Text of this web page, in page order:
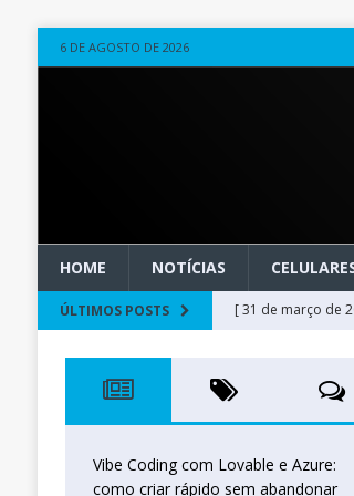
6 DE AGOSTO DE 2026
HOME NOTÍCIAS
ÚLTIMOS POSTS [ 31 de março de
[ 20 de março de
técnica
[ 27 de fevereiro
Vibe Coding com Lovable e Azure:
como criar rápido sem abandonar